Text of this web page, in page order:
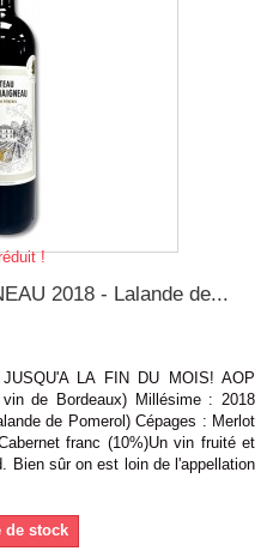
!
2018 - Lalande de...
LA FIN DU MOIS! AOP
de Bordeaux) Millésime : 2018
de Pomerol) Cépages : Merlot
franc (10%)Un vin fruité et
Bien sûr on est loin de l'appellation
de stock